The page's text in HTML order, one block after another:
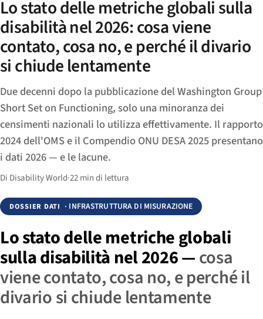
Lo stato delle metriche globali sulla
disabilità nel 2026: cosa viene
contato, cosa no, e perché il divario
si chiude lentamente
Due decenni dopo la pubblicazione del Washington Group
Short Set on Functioning, solo una minoranza dei
censimenti nazionali lo utilizza effettivamente. Il rapporto
2024 dell'OMS e il Compendio ONU DESA 2025 presentano
i dati 2026 — e le lacune.
Di Disability World·22 min di lettura
DOSSIER DATI · INFRASTRUTTURA DI MISURAZIONE
Lo stato delle metriche globali
sulla disabilità nel 2026 —cosa
viene contato, cosa no, e perché il
divario si chiude lentamente